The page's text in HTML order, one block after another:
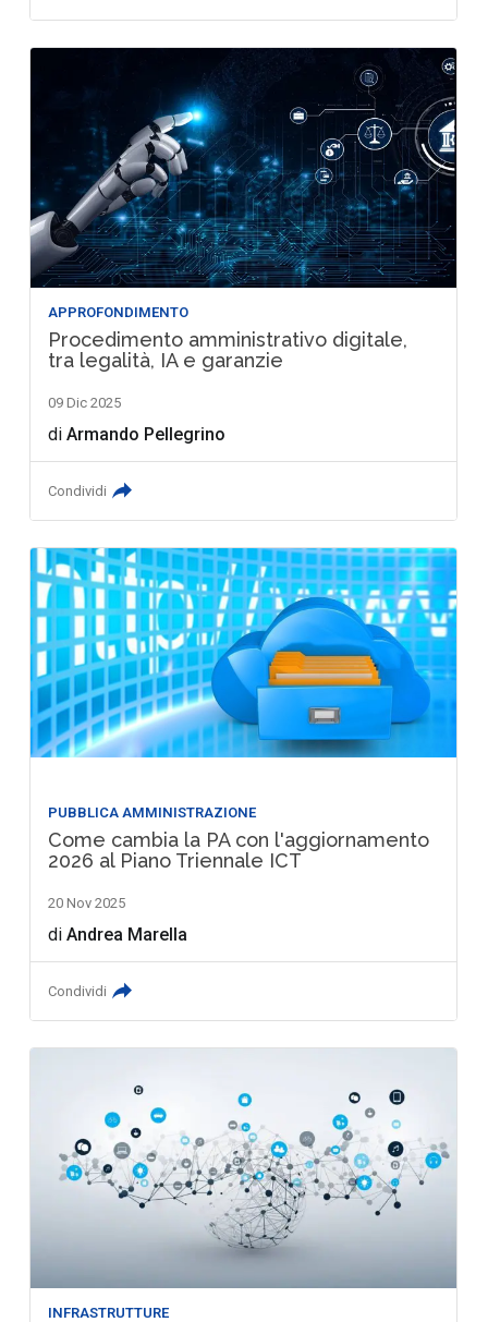
APPROFONDIMENTO
Procedimento amministrativo digitale,
tra legalità, IA e garanzie
09 Dic 2025
diArmando Pellegrino
Condividi
PUBBLICA AMMINISTRAZIONE
Come cambia la PA con l'aggiornamento
2026 al Piano Triennale ICT
20 Nov 2025
diAndrea Marella
Condividi
INFRASTRUTTURE